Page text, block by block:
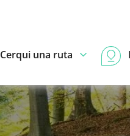
Cerqui una ruta